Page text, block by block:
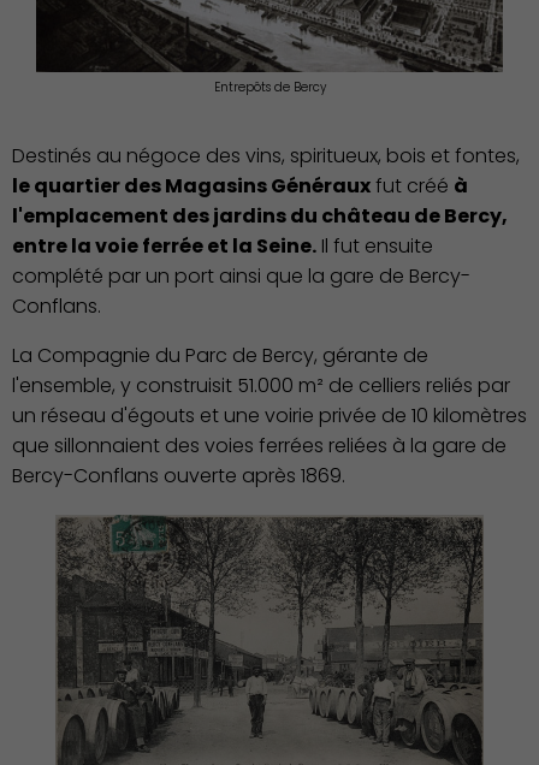
Économie Commerce
Emploi
Entrepôts de Bercy
Destinés au négoce des vins, spiritueux, bois et fontes,
le quartier des Magasins Générauxfut créé à
l'emplacement des jardins du château de Bercy,
entre la voie ferrée et la Seine. Il fut ensuite
complété par un port ainsi que la gare de Bercy-
Conflans.
La Compagnie du Parc de Bercy, gérante de
l'ensemble, y construisit 51.000 m² de celliers reliés par
un réseau d'égouts et une voirie privée de 10 kilomètres
que sillonnaient des voies ferrées reliées à la gare de
Bercy-Conflans ouverte après 1869.